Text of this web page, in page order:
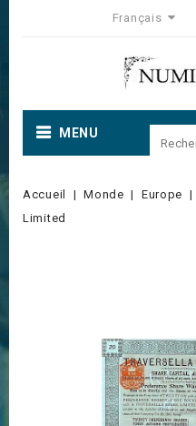
Français
MENU
Accueil Monde Europe
Limited